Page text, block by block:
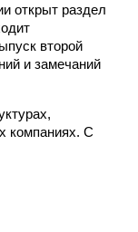
открыт раздел
второй
и замечаний
компаниях. С